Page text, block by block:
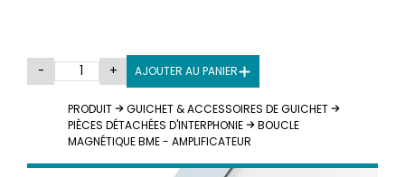
PRODUIT
GUICHET & ACCESSOIRES DE GUICHET
PIÈCES DÉTACHÉES D'INTERPHONIE
BOUCLE
MAGNÉTIQUE BME - AMPLIFICATEUR
- + AJOUTER AU PANIER